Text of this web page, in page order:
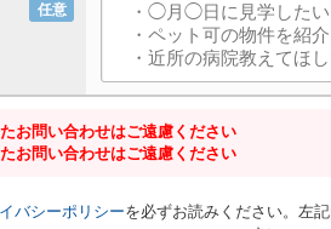
任意
お問い合わせはご遠慮ください
お問い合わせはご遠慮ください
バシーポリシーを必ずお読みください。左